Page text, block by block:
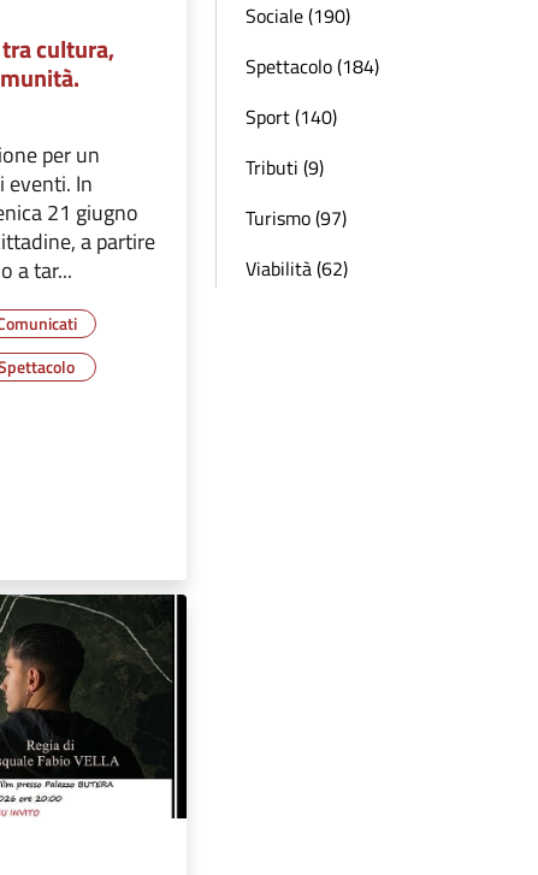
cultura,
per un
eventi. In
21 giugno
a partire
a tar...
Sociale (190)
Spettacolo (184)
Sport (140)
Tributi (9)
Turismo (97)
Viabilità (62)